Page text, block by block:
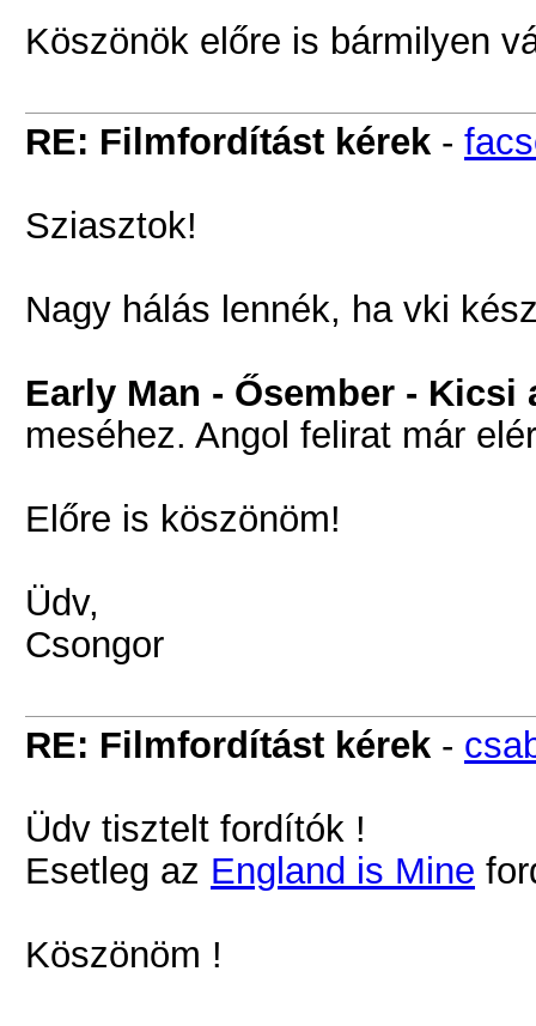
Köszönök előre is bármilyen
RE: Filmfordítást kérek -
Sziasztok!
Nagy hálás lennék, ha vki
Early Man - Ősember - Kicsi
meséhez. Angol felirat már
Előre is köszönöm!
Üdv,
Csongor
RE: Filmfordítást kérek -
Üdv tisztelt fordítók !
Esetleg az England is Mine
Köszönöm !